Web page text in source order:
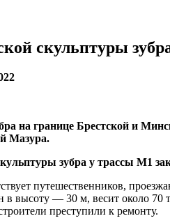
скульптуры
на границе Брестской и
Мазура.
путешественников,
в высоту — 30 м, весит около 70
преступили к ремонту.